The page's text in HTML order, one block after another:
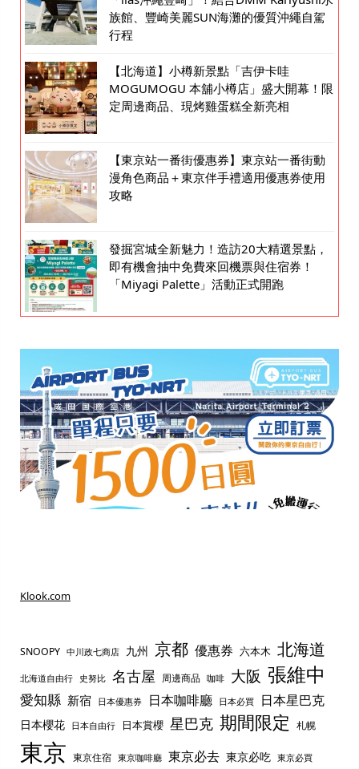
族館、豐崎美麗SUN海灘的優質沖繩自駕
行程
【北海道】小樽新景點「吉伊卡哇
MOGUMOGU 本舖小樽店」盛大開幕！限
定周邊商品、現烤雞蛋糕全新亮相
【東京站一番街優惠券】東京站一番街動
漫角色商品＋東京伴手禮適用優惠券使用
攻略
發掘宮城全新魅力！造訪20大精選景點，
即有機會抽中免費來回機票與住宿券！
「Miyagi Palette」活動正式開跑
Klook.com
SNOOPY 中川政七商店 九州 京都 優惠券 六本木 北海道
北海道自由行 史努比 名古屋 周邊商品 咖啡 大阪 張維中
愛知縣 新宿 日本優惠券 日本咖啡廳 日本必買 日本星巴克
日本櫻花 日本自由行 日本賞櫻 星巴克 期間限定 札幌
東京 東京住宿 東京咖啡廳 東京必去 東京必吃 東京必買